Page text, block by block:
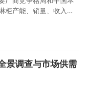
调研及
柜产能、销量、收入、
景调查与市场供需